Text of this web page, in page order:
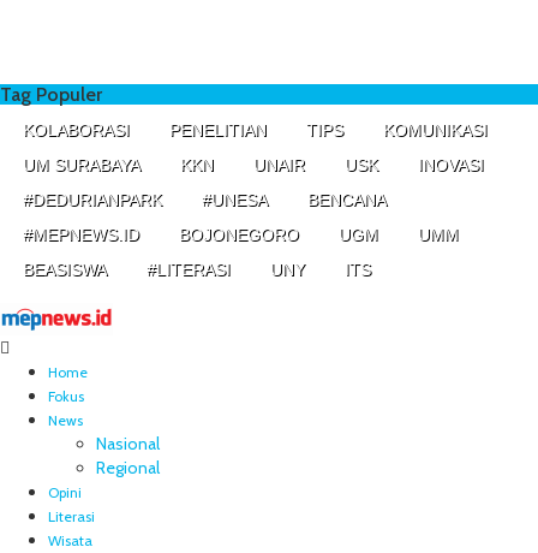
Tag Populer
KOLABORASI PENELITIAN TIPS
KOMUNIKASI
UM SURABAYA
KKN UNAIR USK
INOVASI
#DEDURIANPARK
#UNESA
BENCANA
#MEPNEWS.ID
BOJONEGORO UGM
UMM
BEASISWA
#LITERASI UNY ITS
Home
Fokus
News
Nasional
Regional
Opini
Literasi
Wisata